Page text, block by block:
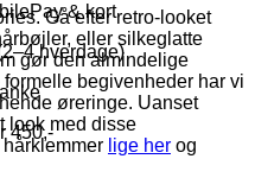
& kort
hverdage)
450,-
Gå efter retro-looket
eller silkeglatte
gør den almindelige
begivenheder har vi
øreringe. Uanset
look med disse
lige her og